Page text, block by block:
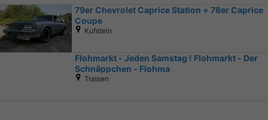
79er Chevrolet Caprice Station + 78er Caprice
Coupe
Kufstein
Flohmarkt - Jeden Samstag ! Flohmarkt - Der
Schnäppchen - Flohma
Traisen